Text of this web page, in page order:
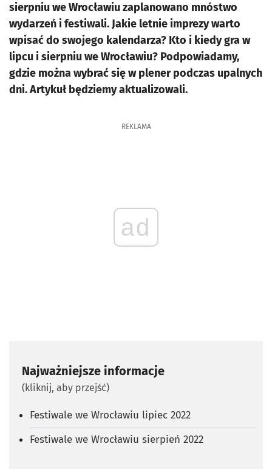
sierpniu we Wrocławiu zaplanowano mnóstwo
wydarzeń i festiwali. Jakie letnie imprezy warto
wpisać do swojego kalendarza? Kto i kiedy gra w
lipcu i sierpniu we Wrocławiu? Podpowiadamy,
gdzie można wybrać się w plener podczas upalnych
dni. Artykuł będziemy aktualizowali.
REKLAMA
ad
Najważniejsze informacje
(kliknij, aby przejść)
Festiwale we Wrocławiu lipiec 2022
Festiwale we Wrocławiu sierpień 2022